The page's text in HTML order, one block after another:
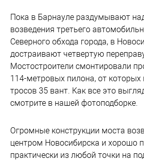
Пока в Барнауле раздумывают
возведения третьего
Северного обхода города, в
достраивают четвертую
Мостостроители смонтировали
114-метровых пилона, от которых
тросов 35 вант. Как все это
смотрите в нашей фотоподборке.
Огромные конструкции моста
центром Новосибирска и хорошо
практически из любой точки на